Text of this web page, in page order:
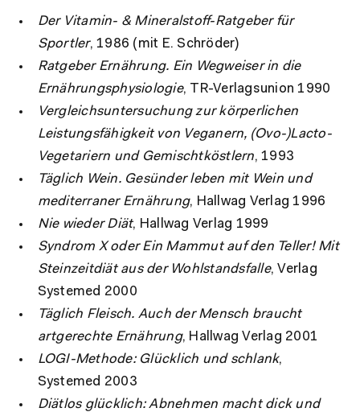
Der Vitamin- & Mineralstoff-Ratgeber für
Sportler, 1986 (mit E. Schröder)
Ratgeber Ernährung. Ein Wegweiser in die
Ernährungsphysiologie, TR-Verlagsunion 1990
Vergleichsuntersuchung zur körperlichen
Leistungsfähigkeit von Veganern, (Ovo-)Lacto-
Vegetariern und Gemischtköstlern, 1993
Täglich Wein. Gesünder leben mit Wein und
mediterraner Ernährung, Hallwag Verlag 1996
Nie wieder Diät, Hallwag Verlag 1999
Syndrom X oder Ein Mammut auf den Teller! Mit
Steinzeitdiät aus der Wohlstandsfalle, Verlag
Systemed 2000
Täglich Fleisch. Auch der Mensch braucht
artgerechte Ernährung, Hallwag Verlag 2001
LOGI-Methode: Glücklich und schlank,
Systemed 2003
Diätlos glücklich: Abnehmen macht dick und